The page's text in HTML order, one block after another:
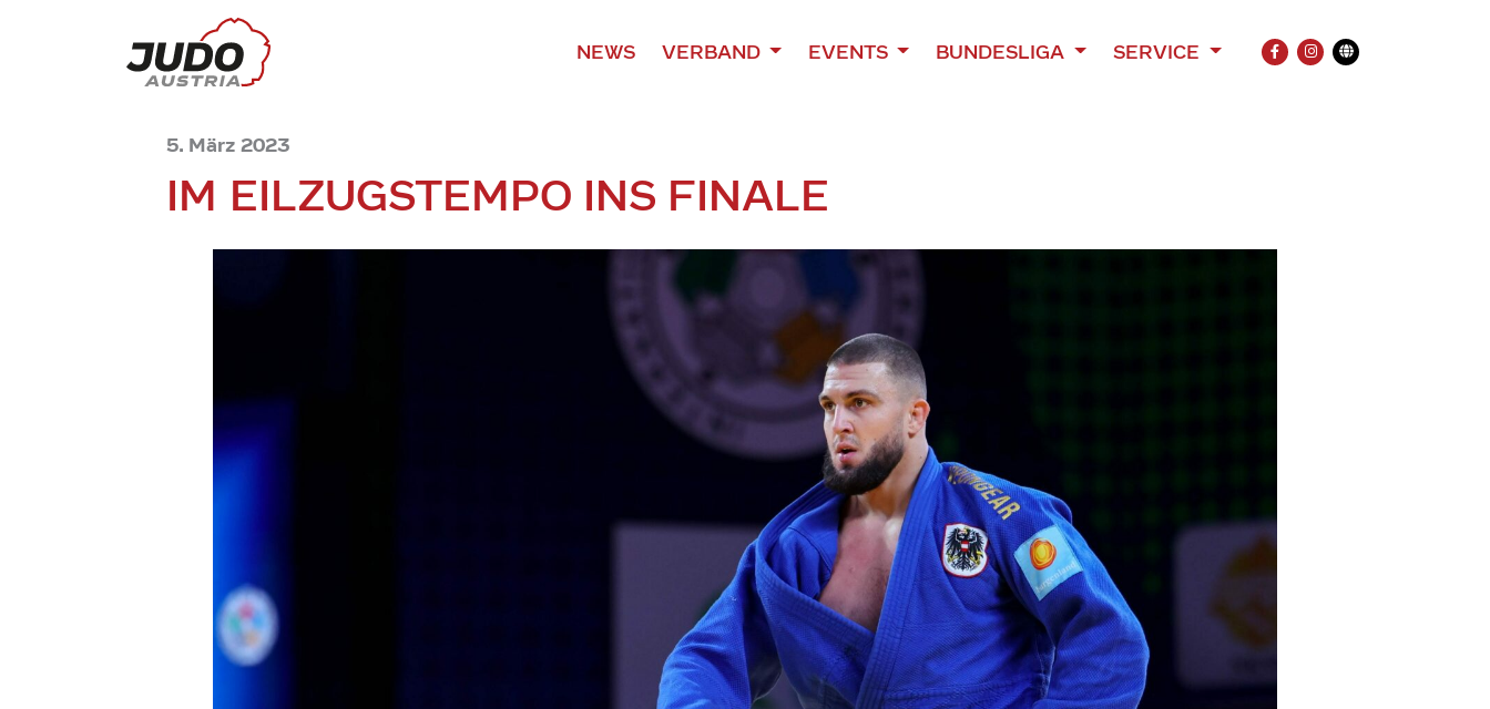
NEWS VERBAND EVENTS BUNDESLIGA SERVICE
FACEBOOK
INSTAGRAM
Übersetzung
5. März 2023
IM EILZUGSTEMPO INS FINALE